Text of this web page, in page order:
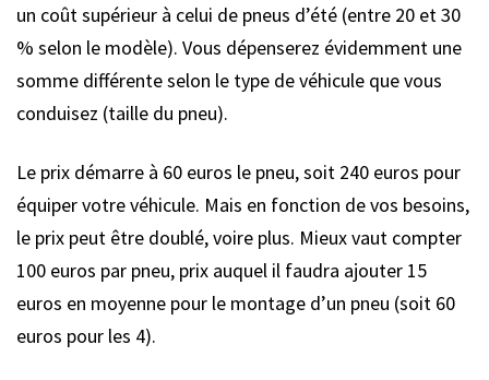
un coût supérieur à celui de pneus d’été (entre 20 et 30
% selon le modèle). Vous dépenserez évidemment une
somme différente selon le type de véhicule que vous
conduisez (taille du pneu).
Le prix démarre à 60 euros le pneu, soit 240 euros pour
équiper votre véhicule. Mais en fonction de vos besoins,
le prix peut être doublé, voire plus. Mieux vaut compter
100 euros par pneu, prix auquel il faudra ajouter 15
euros en moyenne pour le montage d’un pneu (soit 60
euros pour les 4).